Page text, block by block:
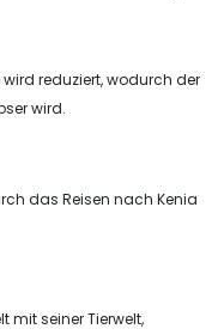
reduziert, wodurch der
wird.
das Reisen nach Kenia
mit seiner Tierwelt,